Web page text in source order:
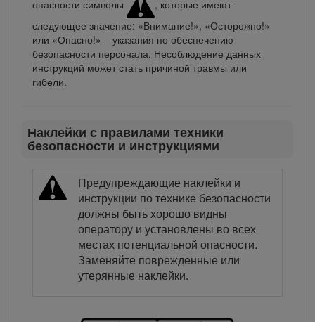
опасности символы
, которые имеют
следующее значение: «Внимание!», «Осторожно!»
или «Опасно!» – указания по обеспечению
безопасности персонала. Несоблюдение данных
инструкций может стать причиной травмы или
гибели.
Наклейки с правилами техники
безопасности и инструкциями
Предупреждающие наклейки и
инструкции по технике безопасности
должны быть хорошо видны
оператору и установлены во всех
местах потенциальной опасности.
Заменяйте поврежденные или
утерянные наклейки.